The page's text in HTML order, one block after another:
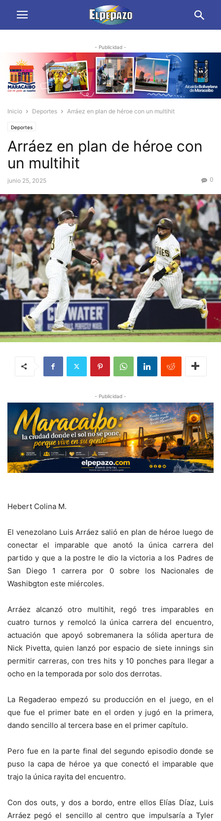
- Publicidad -
Inicio Deportes Arráez en plan de héroe con un multihit
Deportes
Arráez en plan de héroe con
un multihit
junio 25, 2025 0
- Publicidad -
Hebert Colina M.
El venezolano Luis Arráez salió en plan de héroe luego de
conectar el imparable que anotó la única carrera del
partido y que a la postre le dio la victoria a los Padres de
San Diego 1 carrera por 0 sobre los Nacionales de
Washibgton este miércoles.
Arráez alcanzó otro multihit, regó tres imparables en
cuatro turnos y remolcó la única carrera del encuentro,
actuación que apoyó sobremanera la sólida apertura de
Nick Pivetta, quien lanzó por espacio de siete innings sin
permitir carreras, con tres hits y 10 ponches para llegar a
ocho en la temporada por solo dos derrotas.
La Regaderao empezó su producción en el juego, en el
que fue el primer bate en el orden y jugó en la primera,
dando sencillo al tercera base en el primer capítulo.
Pero fue en la parte final del segundo episodio donde se
puso la capa de héroe ya que conectó el imparable que
trajo la única rayita del encuentro.
Con dos outs, y dos a bordo, entre ellos Elías Díaz, Luis
Arráez pegó el sencillo al centro que impulsaría a Tyler